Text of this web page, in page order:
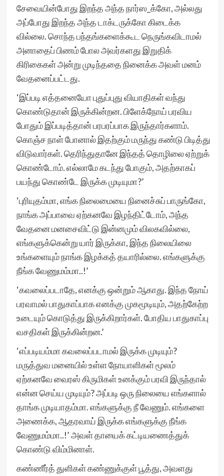
சேவையின்போது இறந்த அந்த நார்ஸ_க்கோ, அல்லது
அப்போது இறந்த அந்த டாக்டருக்கோ கிடைக்க
வில்லை. சொந்த பந்தங்களைக்கூட நெருங்கவிடாமல்
அனாதைப் பிணம் போல அவர்களது இறுதிக்
கிரிகைகள் அன்று முடிந்ததை நினைக்க அவள் மனம்
வேதனைப்பட்டது.
‘இப்படி எத்தனையோ புதுப்புது வியாதிகள் வந்து
கொண்டுதான் இருக்கின்றன. பிளேக்நோய் பரவிய
போதும் இப்படித்தான் பரபரப்பாக இருந்தார்களாம்.
கொஞ்ச நாள் போனால் இதற்கும் மருந்து கண்டு பிடித்து
விடுவார்கள். தெரிந்துதானே இந்தத் தொழிலை ஏற்றுக்
கொண்டோம். எல்லாமே கடந்து போகும், அதற்காகப்
பயந்து கொண்டே இருக்க முடியுமா?’
‘புரியுதம்மா, எங்க நிலைமையை நினைச்சுப் பாருங்கோ,
நாங்க அப்பாவை ஏற்கனவே இழந்திட்டோம், அந்த
வேதனை மனசைவிட்டு இன்னமும் விலகவில்லை,
எங்களுக்கென்று யார் இருக்கா, இந்த நிலையிலை
உங்களையும் நாங்க இழக்கத் தயாரில்லை. எங்களுக்கு
நீங்க வேணுமம்மா..!’
‘கவலைப்படாதே, எனக்கு ஒன்றும் ஆகாது. இந்த நோய்
பரவாமல் பாதுகாப்பாக எனக்கு முகமூடியும், அதற்கேற்ற
உடையும் கொடுத்து இருக்கிறார்கள். போதிய பாதுகாப்பு
வசதிகள் இருக்கின்றன.’
‘எப்படியம்மா கவலைப்படாமல் இருக்க முடியும்?
மருத்துவ மனையில் உள்ள நோயாளிகள் மூலம்
ஏற்கனவே வைரஸ் கிருமிகள் உனக்கும் பரவி இருந்தால்
என்ன செய்ய முடியும்? அப்படி ஒரு நிலையை எங்களால்
தாங்க முடியாதம்மா. எங்களுக்கு நீ வேணும். எங்களை
அணைக்க, ஆதரவாய் இருக்க எங்களுக்கு நீங்க
வேணுமம்மா..!’ அவள் தாயைக் கட்டியணைத்துக்
கொண்டு விம்மினாள்.
கண்ணீர்த் துளிகள் கண்ணுக்குள் பூத்து, அவளது